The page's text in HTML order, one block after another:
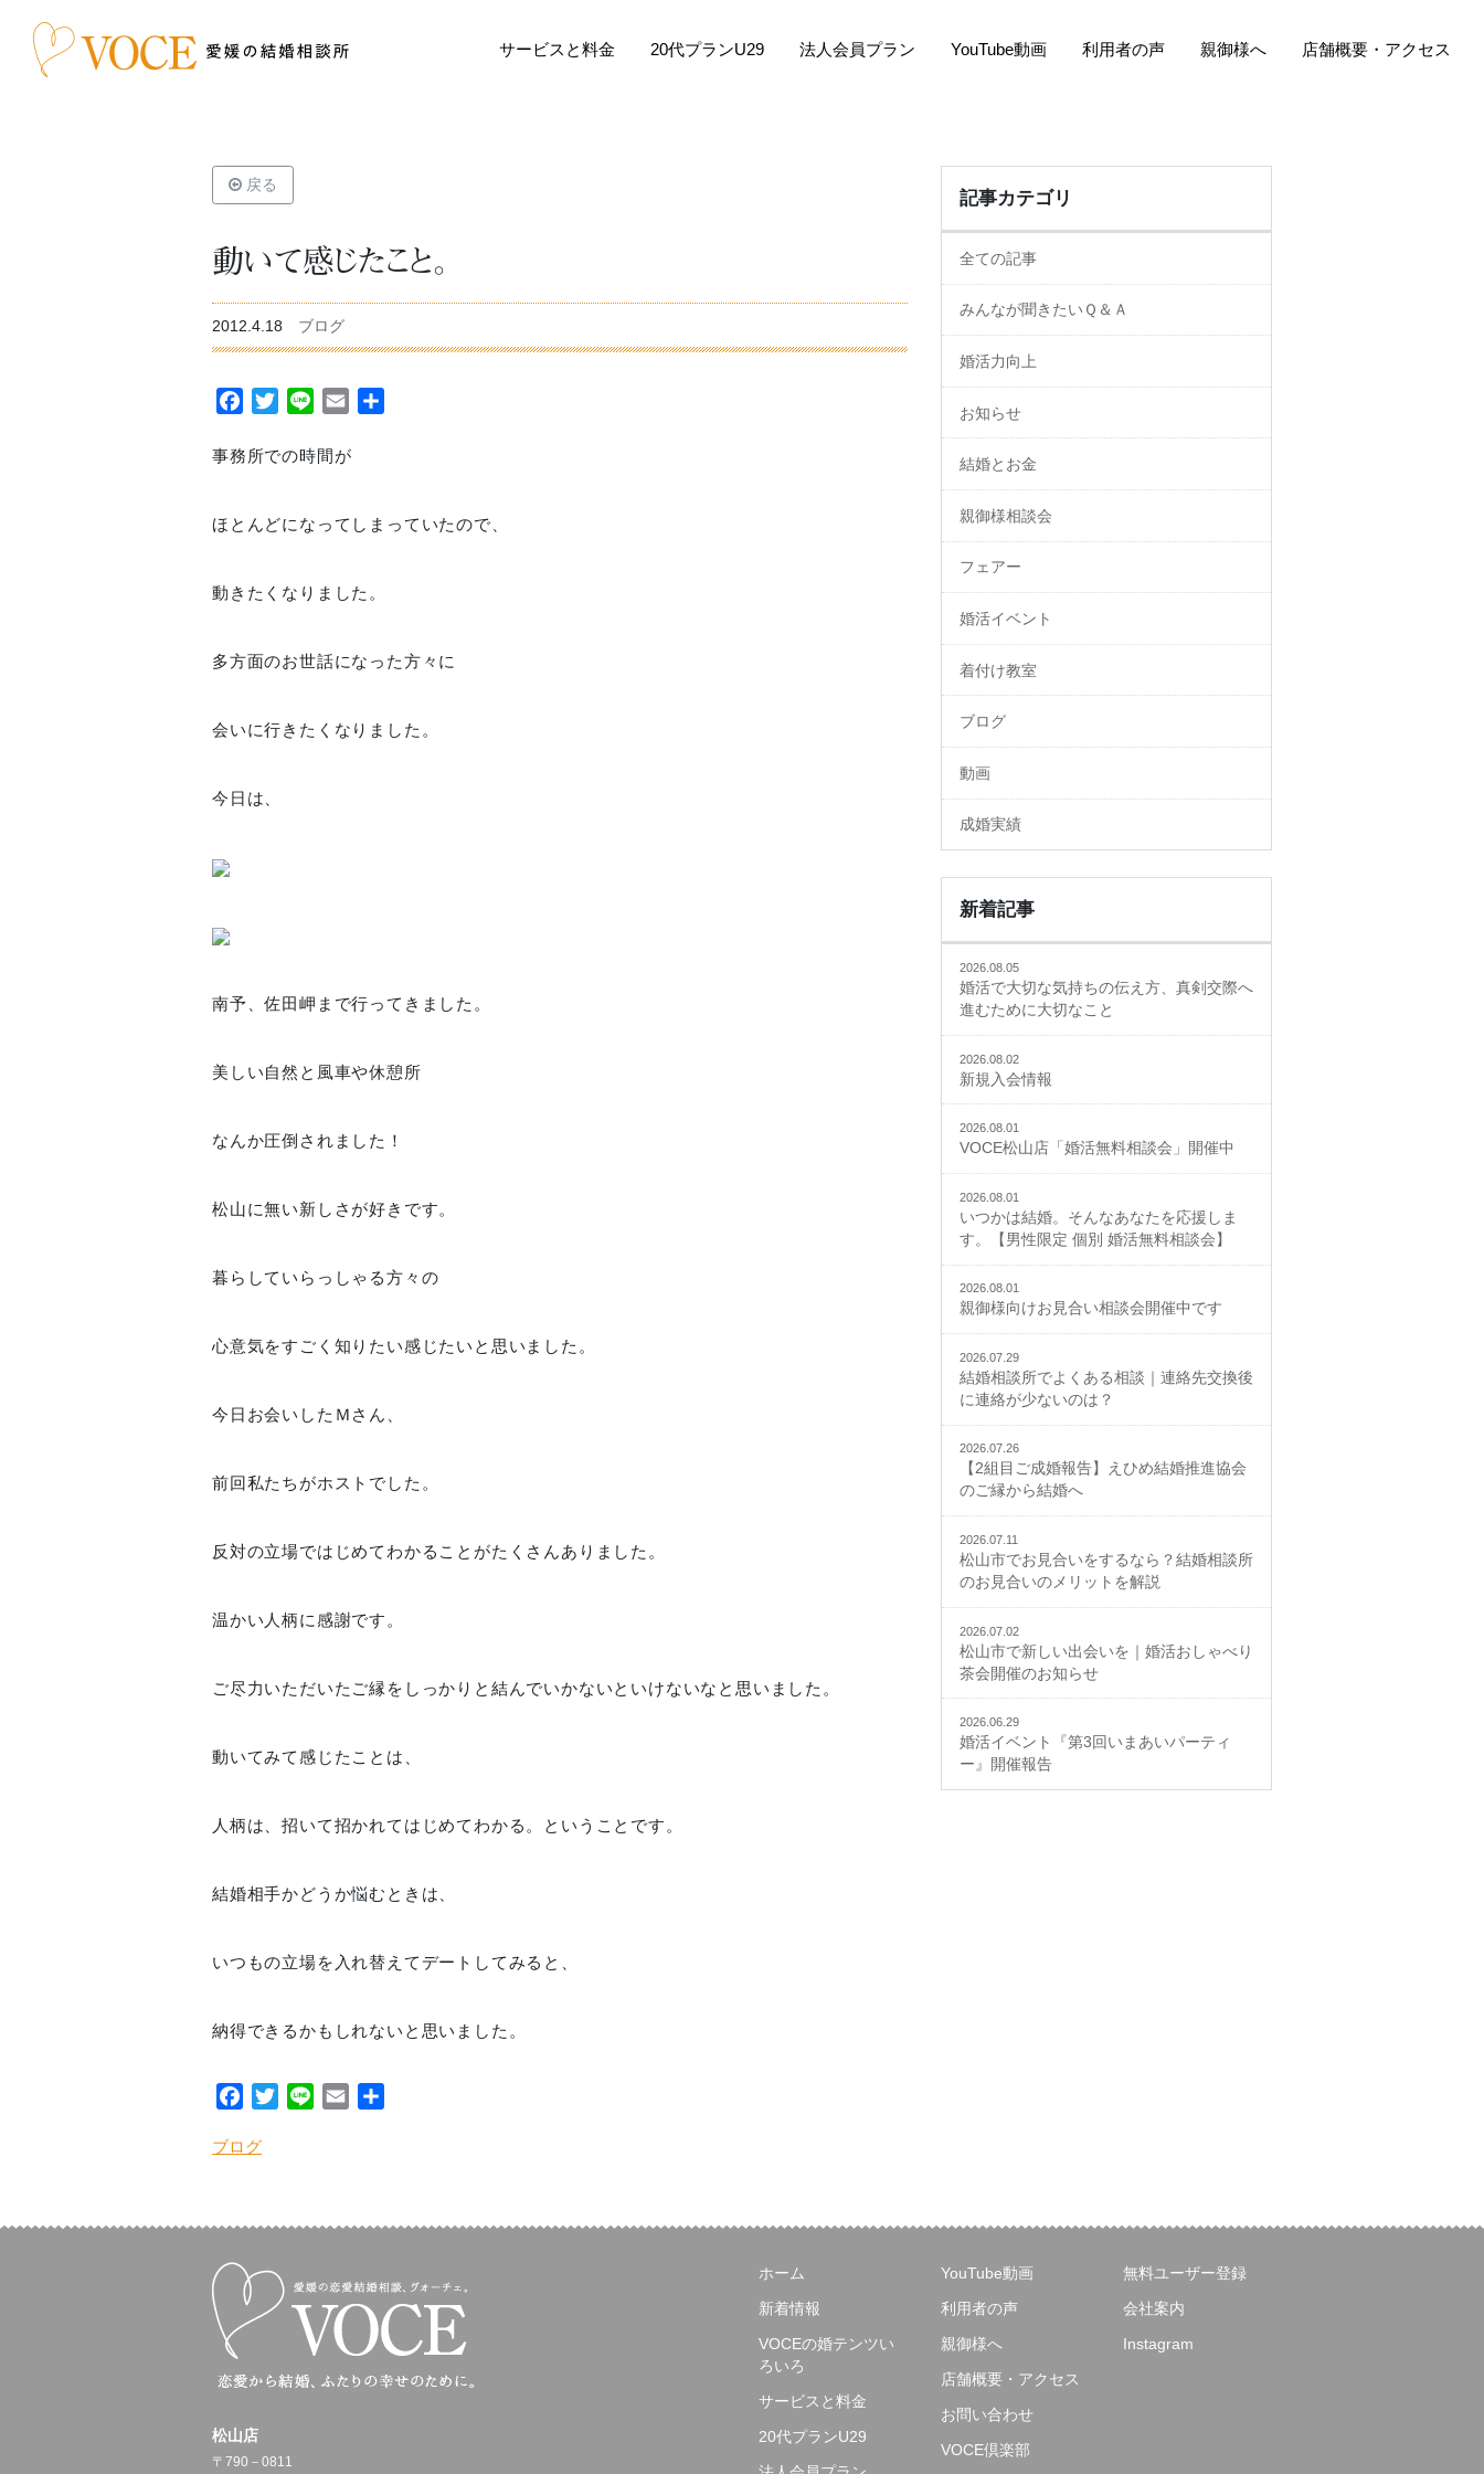
サービスと料金 20代プランU29 法人会員プラン YouTube動画 利用者の声 親御様へ 店舗概要・アクセス
戻る
動いて感じたこと。
2012.4.18 ブログ
Facebook
TwitterLine Email
事務所での時間が
ほとんどになってしまっていたので、
動きたくなりました。
多方面のお世話になった方々に
会いに行きたくなりました。
今日は、
南予、佐田岬まで行ってきました。
美しい自然と風車や休憩所
なんか圧倒されました！
松山に無い新しさが好きです。
暮らしていらっしゃる方々の
心意気をすごく知りたい感じたいと思いました。
今日お会いしたＭさん、
前回私たちがホストでした。
反対の立場ではじめてわかることがたくさんありました。
温かい人柄に感謝です。
ご尽力いただいたご縁をしっかりと結んでいかないといけないなと思いました。
動いてみて感じたことは、
人柄は、招いて招かれてはじめてわかる。ということです。
結婚相手かどうか悩むときは、
いつもの立場を入れ替えてデートしてみると、
納得できるかもしれないと思いました。
Facebook
TwitterLine Email
ブログ
記事カテゴリ
全ての記事
みんなが聞きたいＱ＆Ａ
婚活力向上
お知らせ
結婚とお金
親御様相談会
フェアー
婚活イベント
着付け教室
ブログ
動画
成婚実績
新着記事
2026.08.05
婚活で大切な気持ちの伝え方、真剣交際へ
進むために大切なこと
2026.08.02
新規入会情報
2026.08.01
VOCE松山店「婚活無料相談会」開催中
2026.08.01
いつかは結婚。そんなあなたを応援しま
す。【男性限定 個別 婚活無料相談会】
2026.08.01
親御様向けお見合い相談会開催中です
2026.07.29
結婚相談所でよくある相談｜連絡先交換後
に連絡が少ないのは？
2026.07.26
【2組目ご成婚報告】えひめ結婚推進協会
のご縁から結婚へ
2026.07.11
松山市でお見合いをするなら？結婚相談所
のお見合いのメリットを解説
2026.07.02
松山市で新しい出会いを｜婚活おしゃべり
茶会開催のお知らせ
2026.06.29
婚活イベント『第3回いまあいパーティ
ー』開催報告
松山店
〒790－0811
ホーム
新着情報
VOCEの婚テンツい
ろいろ
サービスと料金
20代プランU29
YouTube動画
利用者の声
親御様へ
店舗概要・アクセス
お問い合わせ
VOCE倶楽部
無料ユーザー登録
会社案内
Instagram